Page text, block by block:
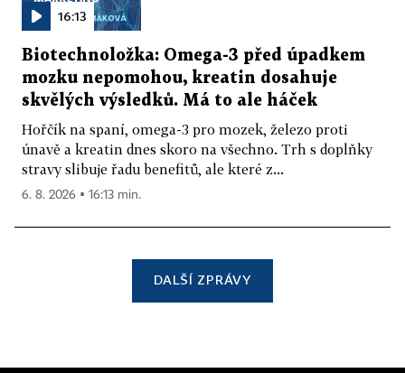
16:13
Biotechnoložka: Omega-3 před úpadkem
mozku nepomohou, kreatin dosahuje
skvělých výsledků. Má to ale háček
Hořčík na spaní, omega-3 pro mozek, železo proti
únavě a kreatin dnes skoro na všechno. Trh s doplňky
stravy slibuje řadu benefitů, ale které z...
6. 8. 2026 ▪ 16:13 min.
DALŠÍ ZPRÁVY